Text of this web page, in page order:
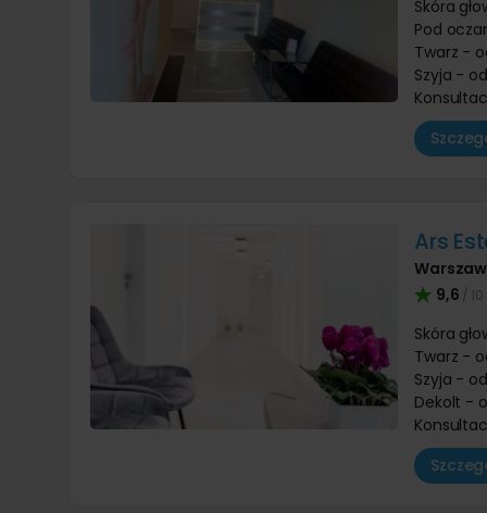
Skóra
Pod
Twarz -
Szyja -
Ars
9,6 / 10
Skóra
Twarz -
Szyja -
Dekolt -